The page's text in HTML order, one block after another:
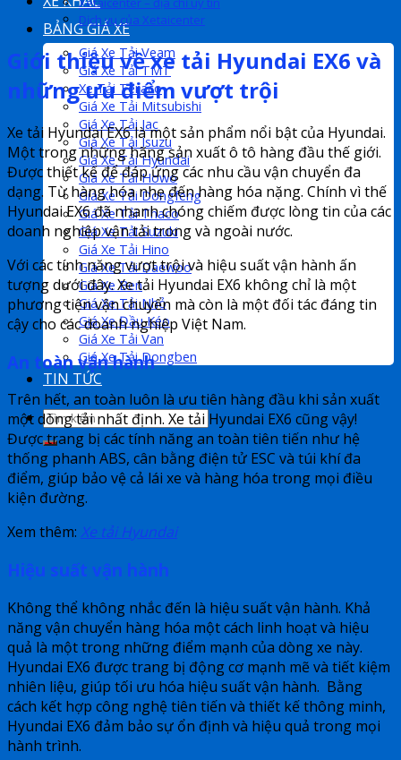
BẢNG GIÁ XE
Giá Xe Tải Veam
Giá Xe Tải TMT
Xe Tải Teraco
Giá Xe Tải Mitsubishi
Giá Xe Tải Jac
Giá Xe Tải Isuzu
Giá Xe Tải Hyundai
Giá Xe Tải Howo
Giá Xe Tải Dongfeng
Giá Xe Tải Thaco
Giá Xe Tải Suzuki
Giá Xe Tải Hino
Giá Xe Tải Daewoo
Giá Xe Ben
Giá Xe Tải Nhỏ
Giá Xe Đầu Kéo
Giá Xe Tải Van
Giá Xe Tải Dongben
TIN TỨC
Dịch vụ của Xetaicenter
Giới thiệu về xe tải Hyundai EX6 và
những ưu điểm vượt trội
Xe tải Hyundai EX6 là một sản phẩm nổi bật của Hyundai.
Một trong những hãng sản xuất ô tô hàng đầu thế giới.
Được thiết kế để đáp ứng các nhu cầu vận chuyển đa
dạng. Từ hàng hóa nhẹ đến hàng hóa nặng. Chính vì thế
Hyundai EX6 đã nhanh chóng chiếm được lòng tin của các
doanh nghiệp vận tải trong và ngoài nước.
Với các tính năng vượt trội và hiệu suất vận hành ấn
tượng dưới đây. Xe tải Hyundai EX6 không chỉ là một
phương tiện vận chuyển mà còn là một đối tác đáng tin
cậy cho các doanh nghiệp Việt Nam.
An toàn vận hành
Trên hết, an toàn luôn là ưu tiên hàng đầu khi sản xuất
một dòng tải nhất định. Xe tải Hyundai EX6 cũng vậy!
Được trang bị các tính năng an toàn tiên tiến như hệ
thống phanh ABS, cân bằng điện tử ESC và túi khí đa
điểm, giúp bảo vệ cả lái xe và hàng hóa trong mọi điều
kiện đường.
Xem thêm: Xe tải Hyundai
Hiệu suất vận hành
Không thể không nhắc đến là hiệu suất vận hành. Khả
năng vận chuyển hàng hóa một cách linh hoạt và hiệu
quả là một trong những điểm mạnh của dòng xe này.
Hyundai EX6 được trang bị động cơ mạnh mẽ và tiết kiệm
nhiên liệu, giúp tối ưu hóa hiệu suất vận hành. Bằng
cách kết hợp công nghệ tiên tiến và thiết kế thông minh,
Hyundai EX6 đảm bảo sự ổn định và hiệu quả trong mọi
hành trình.